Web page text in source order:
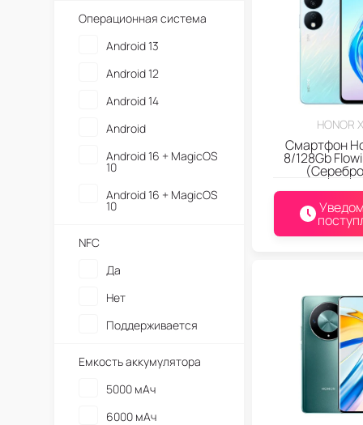
HONOR
Смартфон
8/128Gb
Honor 200 Pro
Honor 200 Lite
Операционная система
Android 13
Android 12
Android 14
Android
Android 16 + MagicOS
10
Android 16 + MagicOS
10
NFC
Да
Нет
Поддерживается
Емкость аккумулятора
5000 мАч
6000 мАч